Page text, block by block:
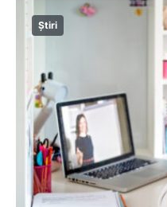
Știri